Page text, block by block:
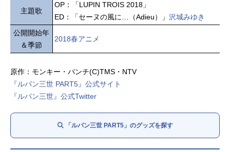
主題歌
OP：「LUPIN TROIS 2018」
ED：「セーヌの風に…（Adieu）」 沢城みゆき
公開開始年
＆季節
2018春アニメ
原作：モンキー・パンチ(C)TMS・NTV
『ルパン三世 PART5』公式サイト
『ルパン三世』公式Twitter
「ルパン三世 PART5」のグッズを探す